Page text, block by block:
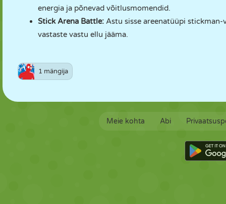
energia ja põnevad võitlusmomendid.
Stick Arena Battle: Astu sisse areenatüüpi
vastaste vastu ellu jääma.
1 mängija
Meie kohta Abi